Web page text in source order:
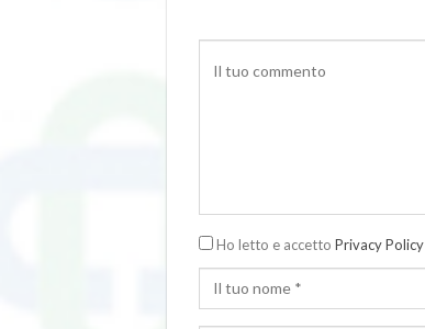
Ho letto e accetto Privacy Policy